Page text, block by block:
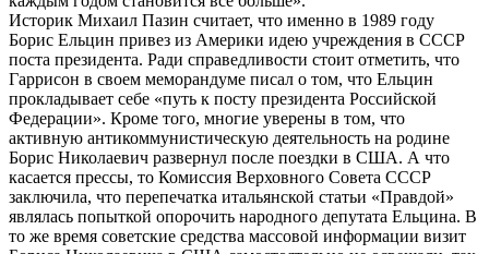
Историк Михаил Пазин считает, что именно в 1989 году
Борис Ельцин привез из Америки идею учреждения в СССР
поста президента. Ради справедливости стоит отметить, что
Гаррисон в своем меморандуме писал о том, что Ельцин
прокладывает себе «путь к посту президента Российской
Федерации». Кроме того, многие уверены в том, что
активную антикоммунистическую деятельность на родине
Борис Николаевич развернул после поездки в США. А что
касается прессы, то Комиссия Верховного Совета СССР
заключила, что перепечатка итальянской статьи «Правдой»
являлась попыткой опорочить народного депутата Ельцина. В
то же время советские средства массовой информации визит